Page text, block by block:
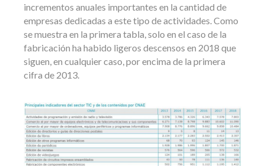
incrementos anuales importantes en la cantidad de
empresas dedicadas a este tipo de actividades. Como
se muestra en la primera tabla, solo en el caso de la
fabricación ha habido ligeros descensos en 2018 que
siguen, en cualquier caso, por encima de la primera
cifra de 2013.